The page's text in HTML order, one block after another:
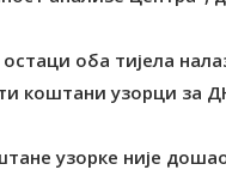
оба тијела
коштани узорци за
узорке није